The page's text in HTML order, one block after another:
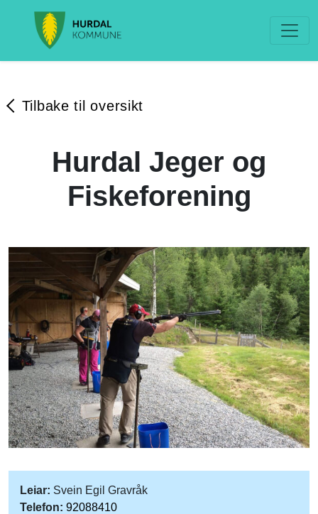
Tilbake til oversikt
Hurdal Jeger og
Fiskeforening
Leiar: Svein Egil Gravråk
Telefon: 92088410